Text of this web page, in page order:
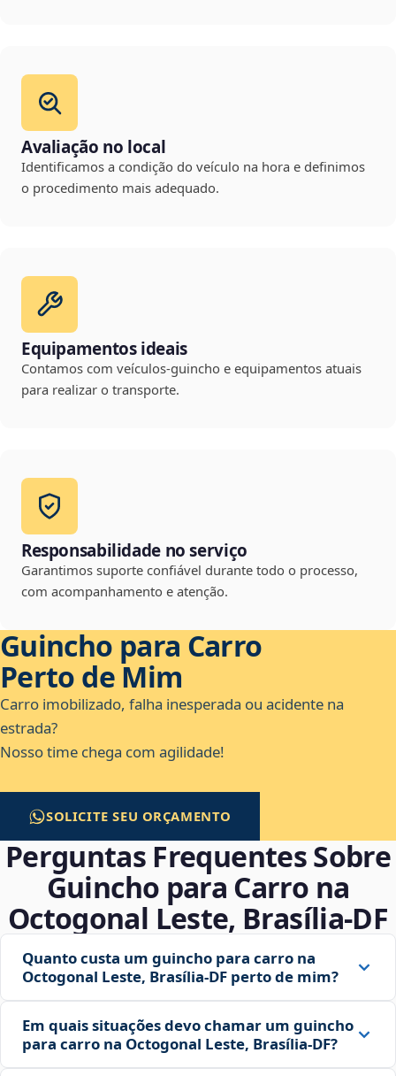
Avaliação no local
Identificamos a condição do veículo na hora e definimos
o procedimento mais adequado.
Equipamentos ideais
Contamos com veículos-guincho e equipamentos atuais
para realizar o transporte.
Responsabilidade no serviço
Garantimos suporte confiável durante todo o processo,
com acompanhamento e atenção.
Guincho para Carro
Perto de Mim
Carro imobilizado, falha inesperada ou acidente na
estrada?
Nosso time chega com agilidade!
SOLICITE SEU ORÇAMENTO
Perguntas Frequentes Sobre
Guincho para Carro na
Octogonal Leste, Brasília‑DF
Quanto custa um guincho para carro na
Octogonal Leste, Brasília‑DF perto de mim?
Em quais situações devo chamar um guincho
para carro na Octogonal Leste, Brasília‑DF?